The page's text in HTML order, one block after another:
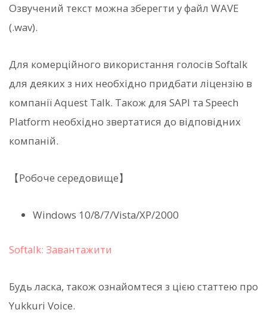
Озвучений текст можна зберегти у файл WAVE
(.wav).
Для комерційного використання голосів Softalk
для деяких з них необхідно придбати ліцензію в
компанії Aquest Talk. Також для SAPI та Speech
Platform необхідно звертатися до відповідних
компаній.
【Робоче середовище】
Windows 10/8/7/Vista/XP/2000
Softalk: Завантажити
Будь ласка, також ознайомтеся з цією статтею про
Yukkuri Voice.